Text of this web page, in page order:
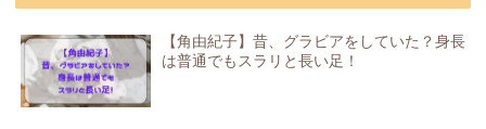
【角由紀子】昔、グラビアをしていた？身長
は普通でもスラリと長い足！